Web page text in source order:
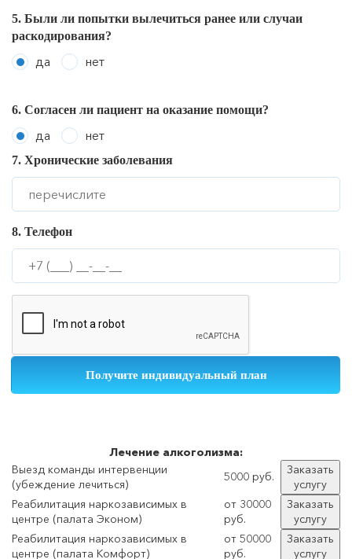
5. Были ли попытки вылечиться ранее или случаи
раскодирования?
да нет
6. Согласен ли пациент на оказание помощи?
да нет
7. Хронические заболевания
8. Телефон
Лечение алкоголизма:
Выезд команды интервенции
(убеждение лечиться)
5000 руб.
Заказать
услугу
Реабилитация наркозависимых в
центре (палата Эконом)
от 30000
руб.
Заказать
услугу
Реабилитация наркозависимых в
центре (палата Комфорт)
от 50000
руб.
Заказать
услугу